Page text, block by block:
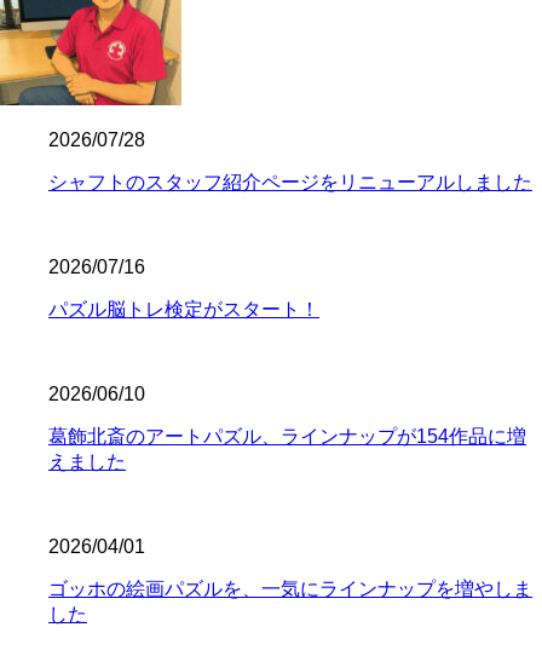
2026/07/28
シャフトのスタッフ紹介ページをリニューアルしました
2026/07/16
パズル脳トレ検定がスタート！
2026/06/10
葛飾北斎のアートパズル、ラインナップが154作品に増
えました
2026/04/01
ゴッホの絵画パズルを、一気にラインナップを増やしま
した